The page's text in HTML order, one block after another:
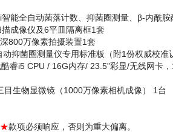
能全自动菌落计数、抑菌圈测量、β-内酰
成像仪及6平皿隔离框1套
800万像素拍摄装置1套
抑菌圈测量仪专用标准板（附1份权威校准
睿i5 CPU / 16G内存/ 23.5”彩显/无线网卡
目生物显微镜（1000万像素相机成像） 1台
★款项必须响应，否则为重大偏离。